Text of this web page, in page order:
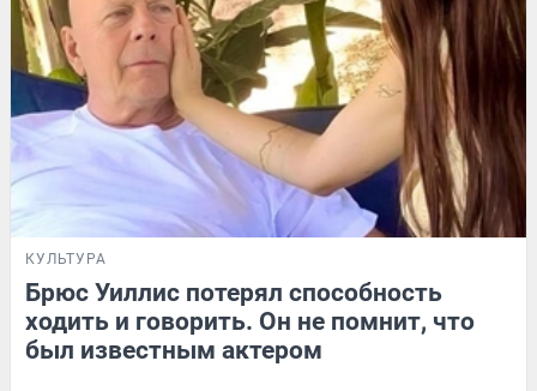
КУЛЬТУРА
Брюс Уиллис потерял способность
ходить и говорить. Он не помнит, что
был известным актером